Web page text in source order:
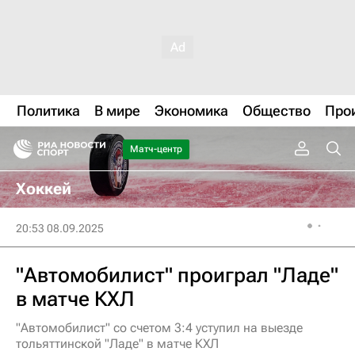
Политика В мире Экономика Общество
Матч-центр
Хоккей
20:53 08.09.2025
"Автомобилист" проиграл "Ладе"
в матче КХЛ
"Автомобилист" со счетом 3:4 уступил на выезде
тольяттинской "Ладе" в матче КХЛ